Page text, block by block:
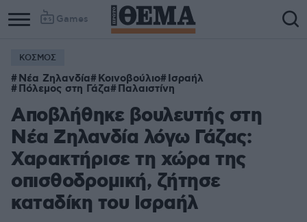
Games
ΚΟΣΜΟΣ
Νέα Ζηλανδία Κοινοβούλιο Ισραήλ
Πόλεμος στη Γάζα Παλαιστίνη
Αποβλήθηκε βουλευτής στη
Νέα Ζηλανδία λόγω Γάζας:
Χαρακτήρισε τη χώρα της
οπισθοδρομική, ζήτησε
καταδίκη του Ισραήλ